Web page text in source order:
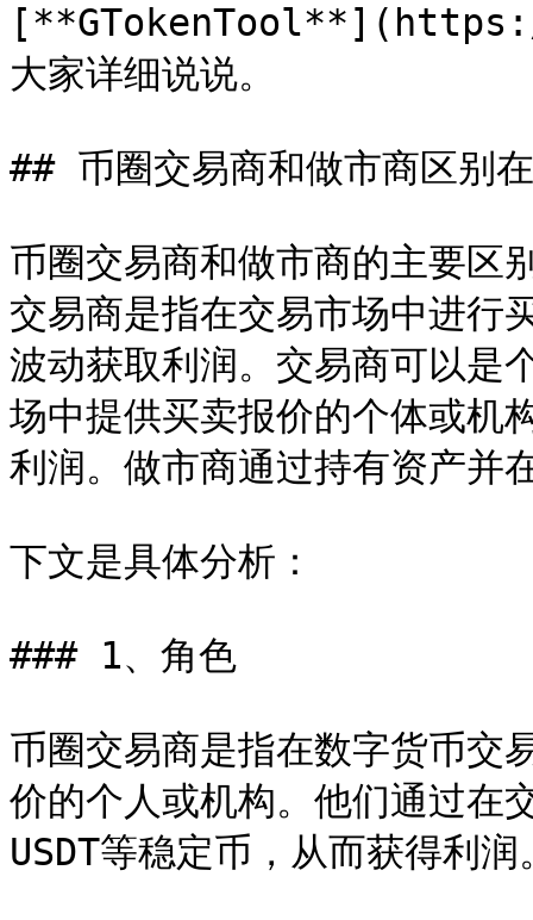
大家详细说说。
## 币圈交易商和做市商区别
币圈交易商和做市商的主要区
交易商是指在交易市场中进行
波动获取利润。交易商可以是
场中提供买卖报价的个体或机
利润。做市商通过持有资产并
下文是具体分析：
### 1、角色
币圈交易商是指在数字货币交
价的个人或机构。他们通过在
USDT等稳定币，从而获得利润